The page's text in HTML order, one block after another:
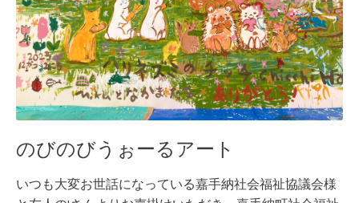
のびのびうぉーるアート
いつも大変お世話になっている嘉手納社会福祉協議会様